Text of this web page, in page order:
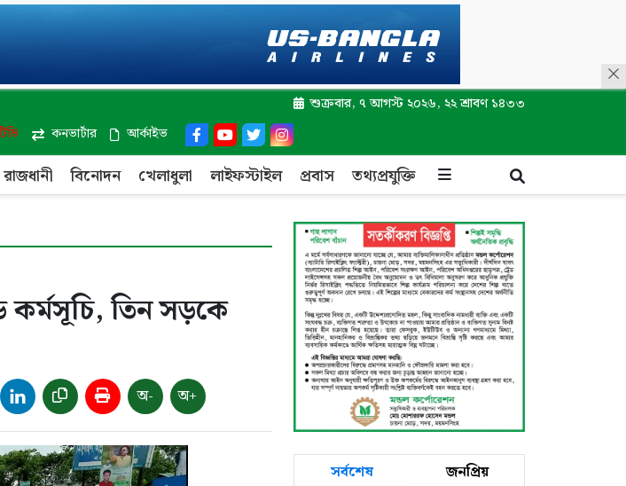
শুক্রবার, ৭ আগস্ট ২০২৬, ২২ শ্রাবণ ১৪৩৩
কনভার্টার আর্কাইভ
রাজধানী বিনোদন খেলাধুলা লাইফস্টাইল প্রবাস তথ্যপ্রযুক্তি
কর্মসূচি, তিন সড়কে
অ- অ+
সর্বশেষ জনপ্রিয়